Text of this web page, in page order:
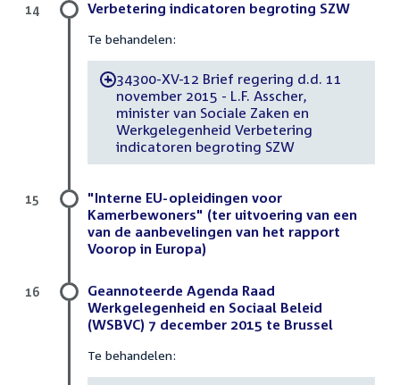
Verbetering indicatoren begroting SZW
Te behandelen:
-34300-XV-12 Brief regering d.d. 11
november 2015 - L.F. Asscher,
minister van Sociale Zaken en
Werkgelegenheid Verbetering
indicatoren begroting SZW
14
"Interne EU-opleidingen voor
Kamerbewoners" (ter uitvoering van een
van de aanbevelingen van het rapport
Voorop in Europa)
15
Geannoteerde Agenda Raad
Werkgelegenheid en Sociaal Beleid
(WSBVC) 7 december 2015 te Brussel
Te behandelen:
16